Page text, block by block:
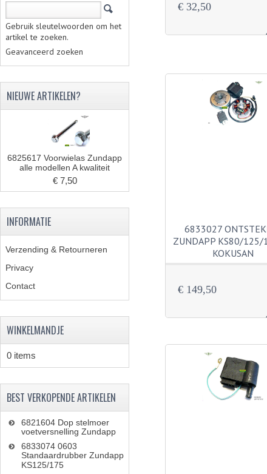
€ 32,50
6833027
ZUNDAPP KS80/125/
KOKUSAN
€ 149,50
Gebruik sleutelwoorden om het
artikel te zoeken.
Geavanceerd zoeken
NIEUWE ARTIKELEN?
6825617 Voorwielas Zundapp
alle modellen A kwaliteit
€ 7,50
INFORMATIE
Verzending & Retourneren
Privacy
Contact
WINKELMANDJE
0 items
BEST VERKOPENDE ARTIKELEN
6821604 Dop stelmoer
voetversnelling Zundapp
6833074 0603
Standaardrubber Zundapp
KS125/175